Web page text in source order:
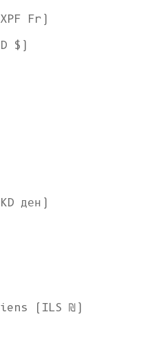
Fr)
$)
ден)
(ILS ₪)